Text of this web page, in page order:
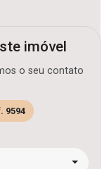
imóvel
o seu contato
9594